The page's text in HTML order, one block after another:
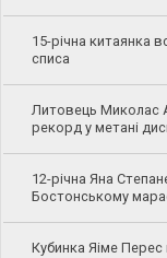
15-річна китаянка
списа
Литовець Миколас
рекорд у метані
12-річна Яна
Бостонському
Кубинка Яіме Перес